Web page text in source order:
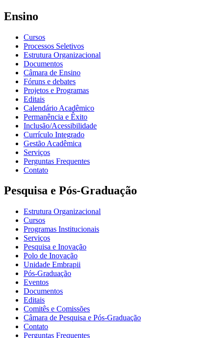
Ensino
Cursos
Processos Seletivos
Estrutura Organizacional
Documentos
Câmara de Ensino
Fóruns e debates
Projetos e Programas
Editais
Calendário Acadêmico
Permanência e Êxito
Inclusão/Acessibilidade
Currículo Integrado
Gestão Acadêmica
Serviços
Perguntas Frequentes
Contato
Pesquisa e Pós-Graduação
Estrutura Organizacional
Cursos
Programas Institucionais
Serviços
Pesquisa e Inovação
Polo de Inovação
Unidade Embrapii
Pós-Graduação
Eventos
Documentos
Editais
Comitês e Comissões
Câmara de Pesquisa e Pós-Graduação
Contato
Perguntas Frequentes